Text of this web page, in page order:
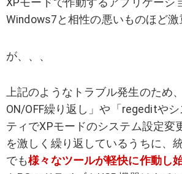
XPモードで作動するアプリケーシ
Windows7と相性の悪いものほど激
が、、、
上記のようなトラブル発生のため
ON/OFF繰り返し」や「regeditや
ティでXPモードのシステム設定変
を激しく繰り返しているうちに、
でも様々なツールが軽快に作動し